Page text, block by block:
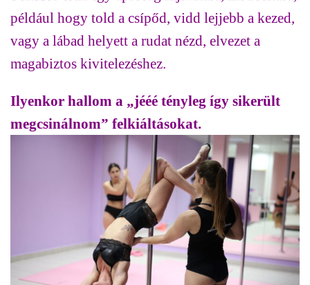
például hogy told a csípőd, vidd lejjebb a kezed,
vagy a lábad helyett a rudat nézd, elvezet a
magabiztos kivitelezéshez.
Ilyenkor hallom a „jééé tényleg így sikerült
megcsinálnom” felkiáltásokat.